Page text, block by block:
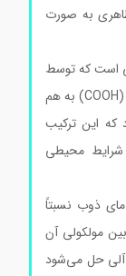
به صورت
که توسط
یک گروه کربونیل (C=O) و یک گروه کربوکسیل (COOH) به هم
این ترکیب
محیطی
دمای ذوب نسبتاً
مولکولی آن
حل می‌شود